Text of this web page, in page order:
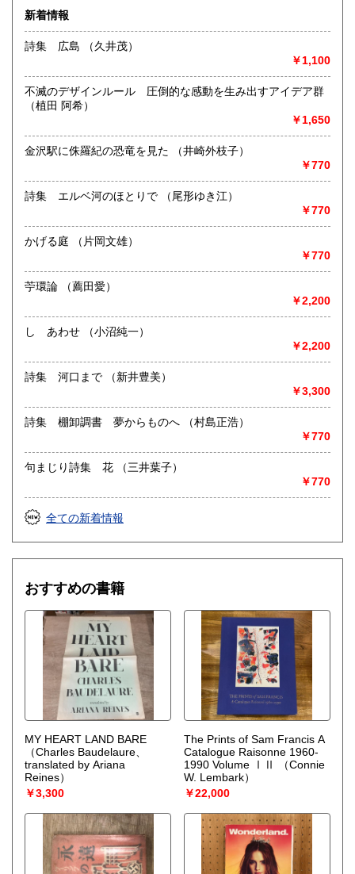
「百年」がセレクトした本をゆとりのある空間でじっくりと
選んでください。
お店にしか出ていない本もあります。
オンラインストアには日本の古本屋に未掲載の本も販売して
合わせてご覧ください。 https://100hyakunen.thebase.in/
また、百年から歩いて一分のところに一日という名前の古本
百年 Twitter: https://twitter.com/100hyakunen
https://www.instagram.com/100hyakunen/
HP: http://www.100hyakunen.com/
最寄駅：吉祥寺駅
定休日：火曜日
店頭にて1冊から承ります。
詳細は当店HPのご案内をご覧ください。
http://www.100hyakunen.com/guide/purchase
取り扱い分野
哲学宗教、社会科学、美術工芸、趣味、外国書、サブカルチ
ャー、古書一般（その他）
新着情報
詩集 広島 （久井茂）
￥1,100
不滅のデザインルール 圧倒的な感動を生み出すアイデア群
（植田 阿希）
￥1,650
金沢駅に侏羅紀の恐竜を見た （井崎外枝子）
￥770
詩集 エルベ河のほとりで （尾形ゆき江）
￥770
かげる庭 （片岡文雄）
￥770
苧環論 （薦田愛）
￥2,200
し あわせ （小沼純一）
￥2,200
詩集 河口まで （新井豊美）
￥3,300
詩集 棚卸調書 夢からものへ （村島正浩）
￥770
句まじり詩集 花 （三井葉子）
￥770
全ての新着情報
おすすめの書籍
MY HEART LAND BARE
（Charles Baudelaure、
translated by Ariana
Reines）
￥3,300
The Prints of Sam Francis A
Catalogue Raisonne 1960-
1990 Volume ⅠⅡ
（Connie
W. Lembark）
￥22,000